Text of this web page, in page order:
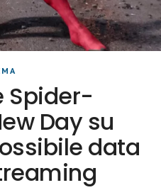
Spider-
Day su
data